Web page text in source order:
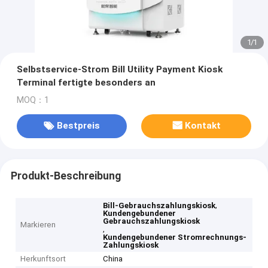
1/1
Selbstservice-Strom Bill Utility Payment Kiosk
Terminal fertigte besonders an
MOQ：1
Bestpreis Kontakt
Produkt-Beschreibung
Markieren
Bill-Gebrauchszahlungskiosk,
Kundengebundener
Gebrauchszahlungskiosk
,
Kundengebundener Stromrechnungs-
Zahlungskiosk
Herkunftsort
China